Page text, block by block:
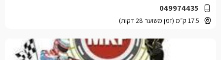
049974435
17.5 ק״מ (זמן משוער 28 דקות)